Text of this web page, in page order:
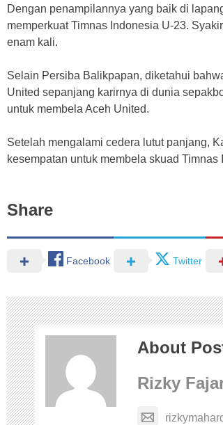
Dengan penampilannya yang baik di
memperkuat Timnas Indonesia U-23.
enam kali.
Selain Persiba Balikpapan, diketahui
United sepanjang karirnya di dunia
untuk membela Aceh United.
Setelah mengalami cedera lutut panjang,
kesempatan untuk membela skuad
Share
Facebook Twitter
About
Rizky